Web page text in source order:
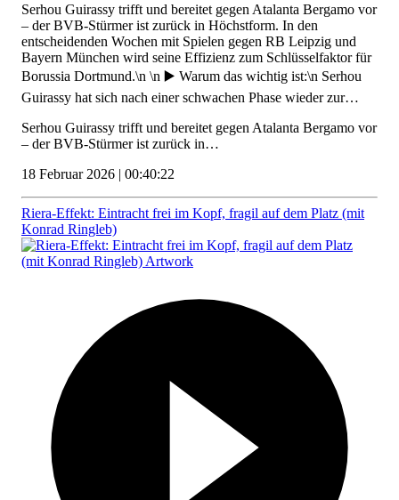
Serhou Guirassy trifft und bereitet gegen Atalanta Bergamo vor
– der BVB-Stürmer ist zurück in Höchstform. In den
entscheidenden Wochen mit Spielen gegen RB Leipzig und
Bayern München wird seine Effizienz zum Schlüsselfaktor für
Borussia Dortmund.\n \n ▶️ Warum das wichtig ist:\n Serhou
Guirassy hat sich nach einer schwachen Phase wieder zur…
Serhou Guirassy trifft und bereitet gegen Atalanta Bergamo vor
– der BVB-Stürmer ist zurück in…
18 Februar 2026 | 00:40:22
Riera-Effekt: Eintracht frei im Kopf, fragil auf dem Platz (mit
Konrad Ringleb)